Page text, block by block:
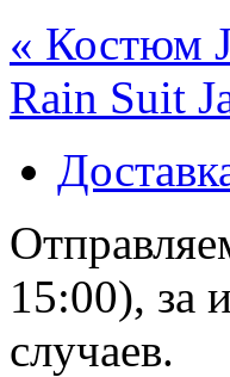
« Костюм
Rain Suit
15:00), за
случаев.